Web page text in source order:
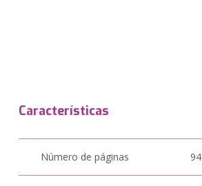
Características
Número de páginas 94